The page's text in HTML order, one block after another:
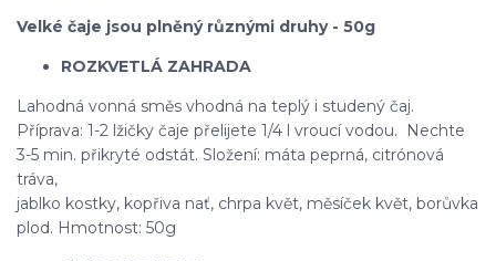
Velké čaje jsou plněný různými druhy - 50g
ROZKVETLÁ ZAHRADA
Lahodná vonná směs vhodná na teplý i studený čaj.
Příprava: 1-2 lžičky čaje přelijete 1/4 l vroucí vodou. Nechte
3-5 min. přikryté odstát. Složení: máta peprná, citrónová
tráva,
jablko kostky, kopřiva nať, chrpa květ, měsíček květ, borůvka
plod. Hmotnost: 50g